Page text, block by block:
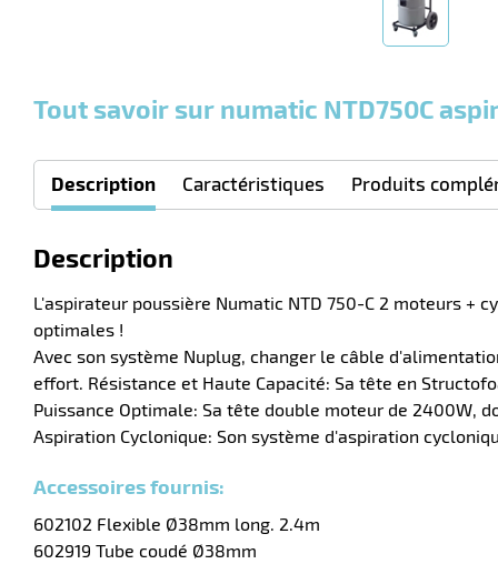
Tout savoir sur numatic NTD750C
Description Caractéristiques Produits
Description
L'aspirateur poussière Numatic NTD 750-C 2 moteurs +
optimales !
Avec son système Nuplug, changer le câble
effort. Résistance et Haute Capacité: Sa tête en
Puissance Optimale: Sa tête double moteur de 2400W,
Aspiration Cyclonique: Son système d'aspiration
Accessoires fournis:
602102 Flexible Ø38mm long. 2.4m
602919 Tube coudé Ø38mm